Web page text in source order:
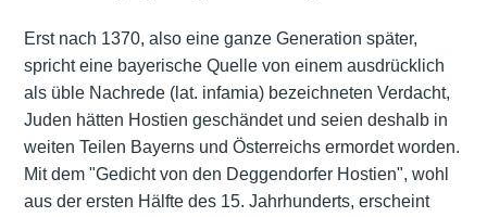
Erst nach 1370, also eine ganze Generation später,
spricht eine bayerische Quelle von einem ausdrücklich
als üble Nachrede (lat. infamia) bezeichneten Verdacht,
Juden hätten Hostien geschändet und seien deshalb in
weiten Teilen Bayerns und Österreichs ermordet worden.
Mit dem "Gedicht von den Deggendorfer Hostien", wohl
aus der ersten Hälfte des 15. Jahrhunderts, erscheint